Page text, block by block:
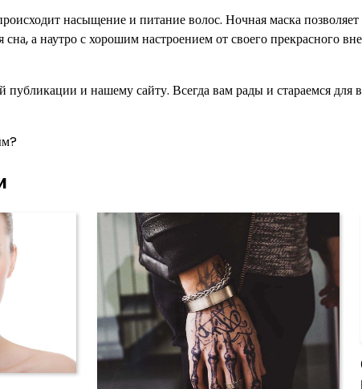
насыщение и питание волос. Ночная маска
сна, а наутро с хорошим настроением от своего прекрасного
и нашему сайту. Всегда вам рады и стараемся для